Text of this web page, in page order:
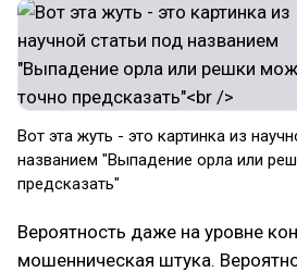
Вот эта жуть - это картинка из
названием "Выпадение орла или
предсказать"
Вероятность даже на уровне
мошенническая штука.